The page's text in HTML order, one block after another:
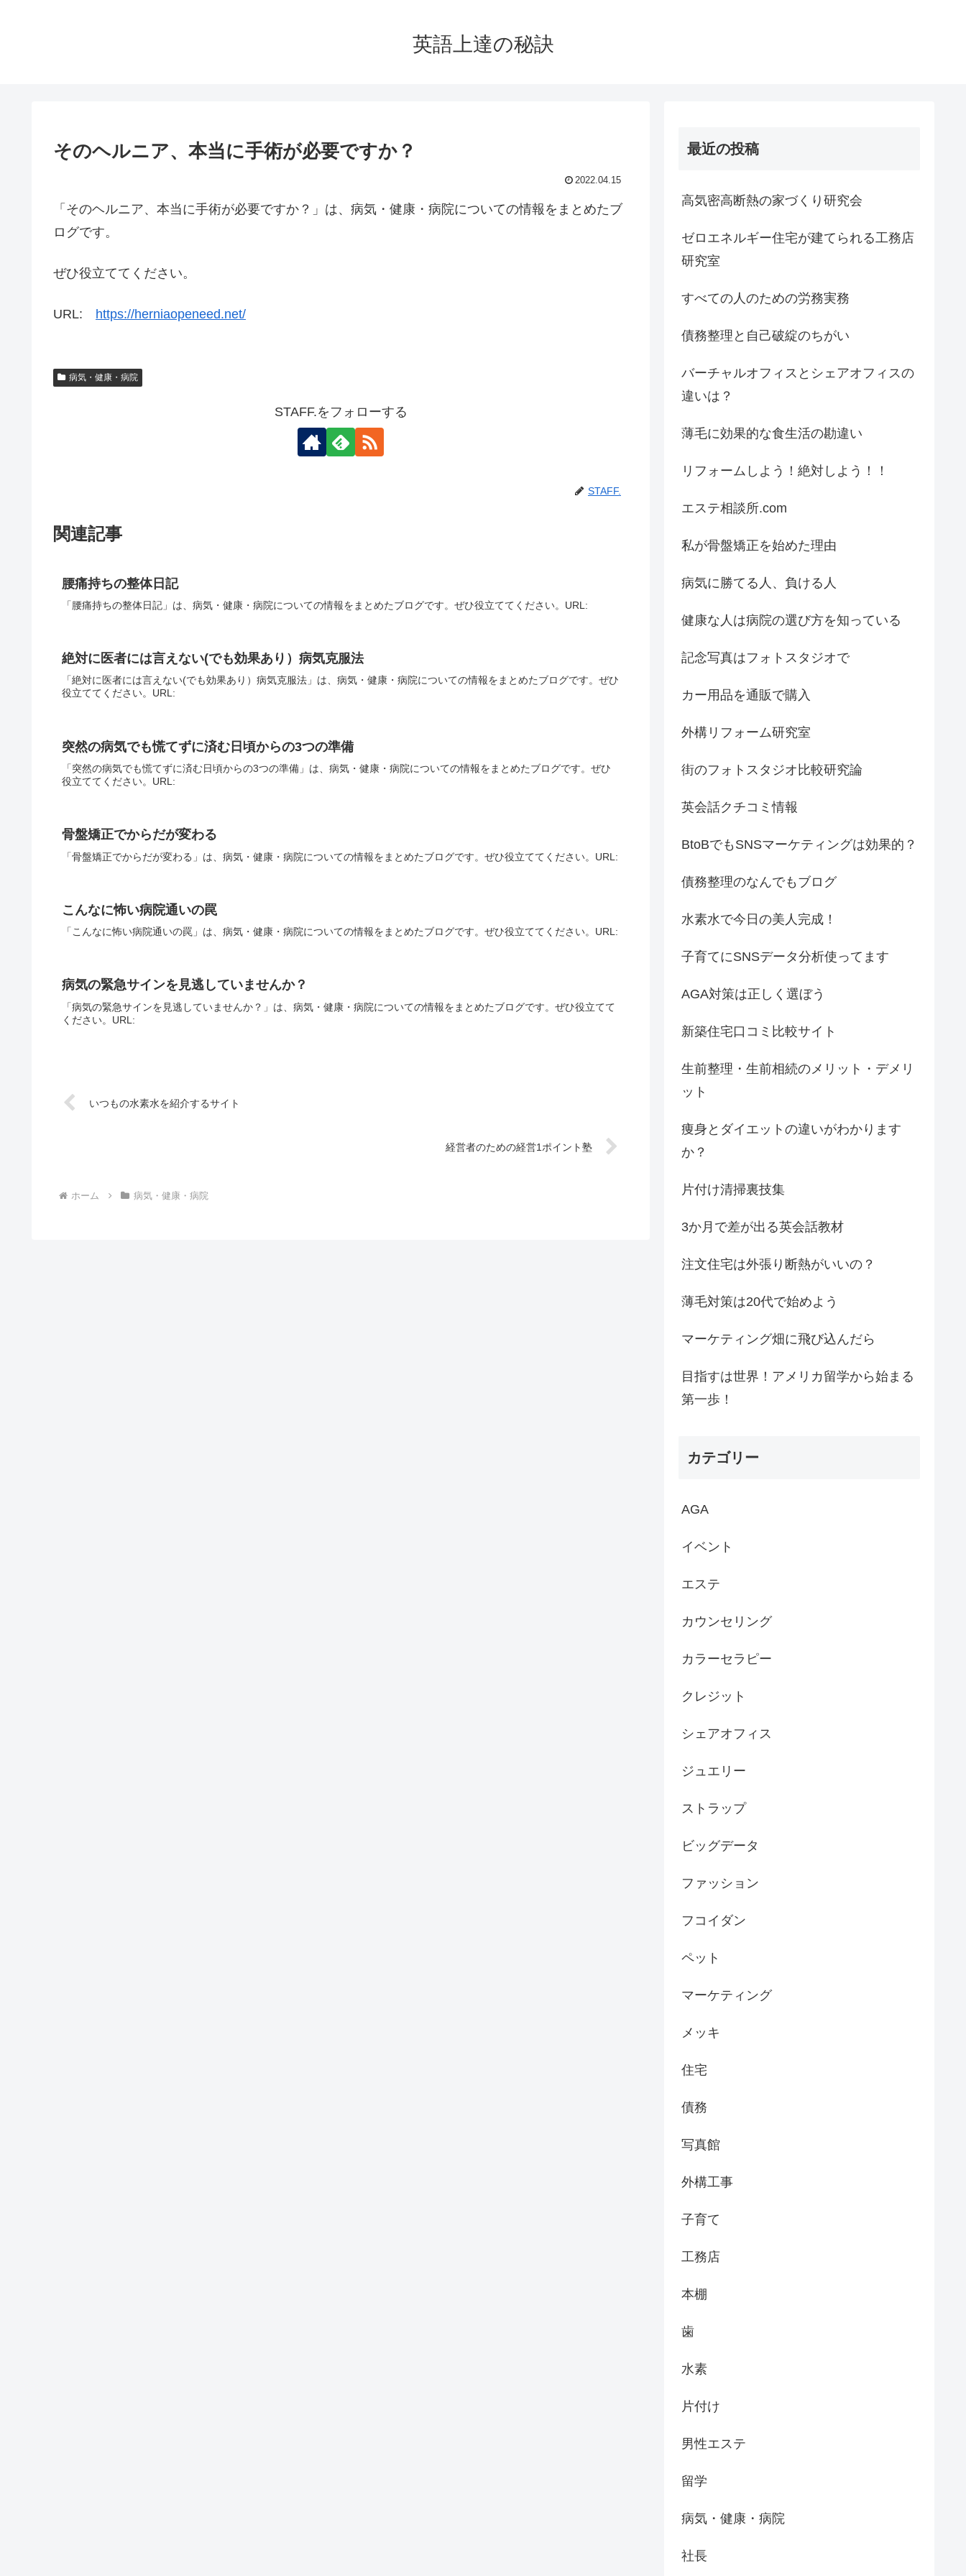
英語上達の秘訣
そのヘルニア、本当に手術が必要ですか？
2022.04.15
「そのヘルニア、本当に手術が必要ですか？」は、病気・健康・病院についての情報をまとめたブ
ログです。
ぜひ役立ててください。
URL: https://herniaopeneed.net/
病気・健康・病院
STAFF.をフォローする
STAFF.
関連記事
腰痛持ちの整体日記
「腰痛持ちの整体日記」は、病気・健康・病院についての情報をまとめたブログです。ぜひ役立ててください。URL:
絶対に医者には言えない(でも効果あり）病気克服法
「絶対に医者には言えない(でも効果あり）病気克服法」は、病気・健康・病院についての情報をまとめたブログです。ぜひ
役立ててください。URL:
突然の病気でも慌てずに済む日頃からの3つの準備
「突然の病気でも慌てずに済む日頃からの3つの準備」は、病気・健康・病院についての情報をまとめたブログです。ぜひ
役立ててください。URL:
骨盤矯正でからだが変わる
「骨盤矯正でからだが変わる」は、病気・健康・病院についての情報をまとめたブログです。ぜひ役立ててください。URL:
こんなに怖い病院通いの罠
「こんなに怖い病院通いの罠」は、病気・健康・病院についての情報をまとめたブログです。ぜひ役立ててください。URL:
病気の緊急サインを見逃していませんか？
「病気の緊急サインを見逃していませんか？」は、病気・健康・病院についての情報をまとめたブログです。ぜひ役立てて
ください。URL:
いつもの水素水を紹介するサイト
経営者のための経営1ポイント塾
ホーム 病気・健康・病院
最近の投稿
高気密高断熱の家づくり研究会
ゼロエネルギー住宅が建てられる工務店
研究室
すべての人のための労務実務
債務整理と自己破綻のちがい
バーチャルオフィスとシェアオフィスの
違いは？
薄毛に効果的な食生活の勘違い
リフォームしよう！絶対しよう！！
エステ相談所.com
私が骨盤矯正を始めた理由
病気に勝てる人、負ける人
健康な人は病院の選び方を知っている
記念写真はフォトスタジオで
カー用品を通販で購入
外構リフォーム研究室
街のフォトスタジオ比較研究論
英会話クチコミ情報
BtoBでもSNSマーケティングは効果的？
債務整理のなんでもブログ
水素水で今日の美人完成！
子育てにSNSデータ分析使ってます
AGA対策は正しく選ぼう
新築住宅口コミ比較サイト
生前整理・生前相続のメリット・デメリ
ット
痩身とダイエットの違いがわかります
か？
片付け清掃裏技集
3か月で差が出る英会話教材
注文住宅は外張り断熱がいいの？
薄毛対策は20代で始めよう
マーケティング畑に飛び込んだら
目指すは世界！アメリカ留学から始まる
第一歩！
カテゴリー
AGA
イベント
エステ
カウンセリング
カラーセラピー
クレジット
シェアオフィス
ジュエリー
ストラップ
ビッグデータ
ファッション
フコイダン
ペット
マーケティング
メッキ
住宅
債務
写真館
外構工事
子育て
工務店
本棚
歯
水素
片付け
男性エステ
留学
病気・健康・病院
社長